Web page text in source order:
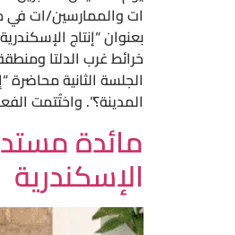
ات والممارسين/ات في
بعنوان “إنتاج
خرائط غرب الدلتا
الجلسة الثانية
المدينة؟”. واختُتمت
مائدة
الإسكندرية